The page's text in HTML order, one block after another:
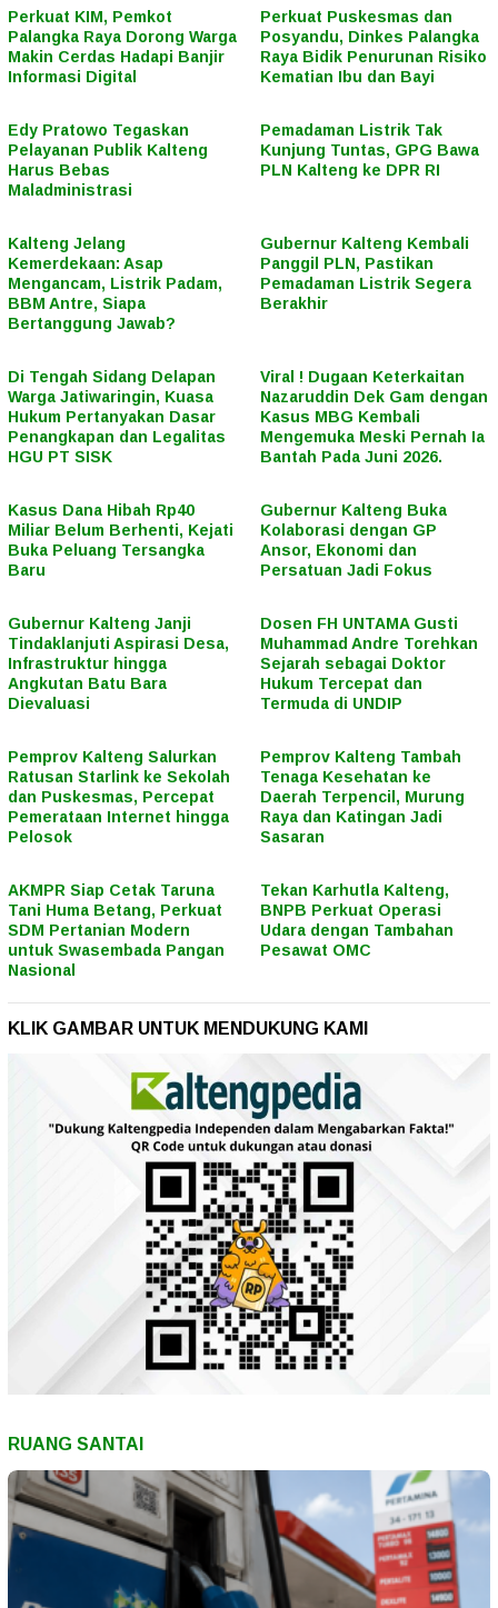
Perkuat KIM, Pemkot
Palangka Raya Dorong Warga
Makin Cerdas Hadapi Banjir
Informasi Digital
Perkuat Puskesmas dan
Posyandu, Dinkes Palangka
Raya Bidik Penurunan Risiko
Kematian Ibu dan Bayi
Edy Pratowo Tegaskan
Pelayanan Publik Kalteng
Harus Bebas
Maladministrasi
Pemadaman Listrik Tak
Kunjung Tuntas, GPG Bawa
PLN Kalteng ke DPR RI
Kalteng Jelang
Kemerdekaan: Asap
Mengancam, Listrik Padam,
BBM Antre, Siapa
Bertanggung Jawab?
Gubernur Kalteng Kembali
Panggil PLN, Pastikan
Pemadaman Listrik Segera
Berakhir
Di Tengah Sidang Delapan
Warga Jatiwaringin, Kuasa
Hukum Pertanyakan Dasar
Penangkapan dan Legalitas
HGU PT SISK
Viral ! Dugaan Keterkaitan
Nazaruddin Dek Gam dengan
Kasus MBG Kembali
Mengemuka Meski Pernah Ia
Bantah Pada Juni 2026.
Kasus Dana Hibah Rp40
Miliar Belum Berhenti, Kejati
Buka Peluang Tersangka
Baru
Gubernur Kalteng Buka
Kolaborasi dengan GP
Ansor, Ekonomi dan
Persatuan Jadi Fokus
Gubernur Kalteng Janji
Tindaklanjuti Aspirasi Desa,
Infrastruktur hingga
Angkutan Batu Bara
Dievaluasi
Dosen FH UNTAMA Gusti
Muhammad Andre Torehkan
Sejarah sebagai Doktor
Hukum Tercepat dan
Termuda di UNDIP
Pemprov Kalteng Salurkan
Ratusan Starlink ke Sekolah
dan Puskesmas, Percepat
Pemerataan Internet hingga
Pelosok
Pemprov Kalteng Tambah
Tenaga Kesehatan ke
Daerah Terpencil, Murung
Raya dan Katingan Jadi
Sasaran
AKMPR Siap Cetak Taruna
Tani Huma Betang, Perkuat
SDM Pertanian Modern
untuk Swasembada Pangan
Nasional
Tekan Karhutla Kalteng,
BNPB Perkuat Operasi
Udara dengan Tambahan
Pesawat OMC
KLIK GAMBAR UNTUK MENDUKUNG KAMI
RUANG SANTAI